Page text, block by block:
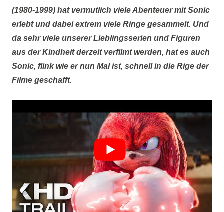
(1980-1999) hat vermutlich viele Abenteuer mit Sonic
erlebt und dabei extrem viele Ringe gesammelt. Und
da sehr viele unserer Lieblingsserien und Figuren
aus der Kindheit derzeit verfilmt werden, hat es auch
Sonic, flink wie er nun Mal ist, schnell in die Rige der
Filme geschafft.